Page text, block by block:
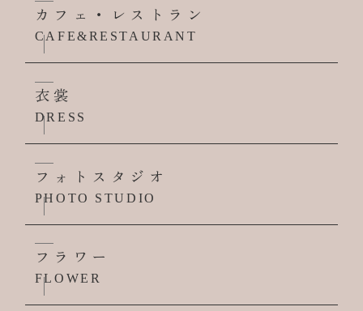
カフェ・レストラン
CAFE&RESTAURANT
衣裳
DRESS
フォトスタジオ
PHOTO STUDIO
フラワー
FLOWER